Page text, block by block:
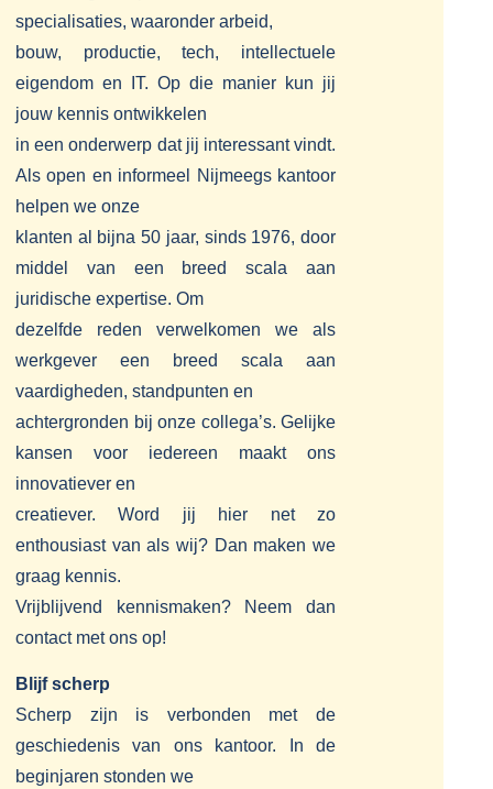
specialisaties, waaronder arbeid,
bouw, productie, tech, intellectuele
eigendom en IT. Op die manier kun jij
jouw kennis ontwikkelen
in een onderwerp dat jij interessant vindt.
Als open en informeel Nijmeegs kantoor
helpen we onze
klanten al bijna 50 jaar, sinds 1976, door
middel van een breed scala aan
juridische expertise. Om
dezelfde reden verwelkomen we als
werkgever een breed scala aan
vaardigheden, standpunten en
achtergronden bij onze collega’s. Gelijke
kansen voor iedereen maakt ons
innovatiever en
creatiever. Word jij hier net zo
enthousiast van als wij? Dan maken we
graag kennis.
Vrijblijvend kennismaken? Neem dan
contact met ons op!
Blijf scherp
Scherp zijn is verbonden met de
geschiedenis van ons kantoor. In de
beginjaren stonden we